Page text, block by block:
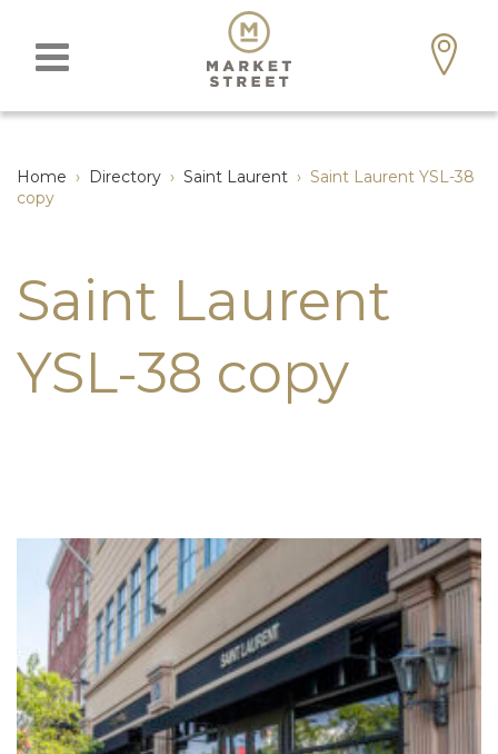
Home › Directory › Saint Laurent › Saint Laurent YSL-38
copy
Saint Laurent
YSL-38 copy